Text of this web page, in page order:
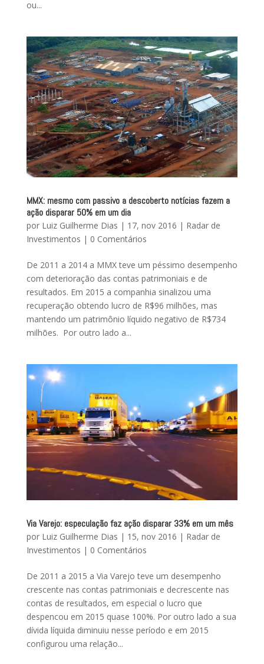
ou...
MMX: mesmo com passivo a descoberto notícias fazem a
ação disparar 50% em um dia
por Luiz Guilherme Dias | 17, nov 2016 | Radar de
Investimentos | 0 Comentários
De 2011 a 2014 a MMX teve um péssimo desempenho
com deterioração das contas patrimoniais e de
resultados. Em 2015 a companhia sinalizou uma
recuperação obtendo lucro de R$96 milhões, mas
mantendo um patrimônio líquido negativo de R$734
milhões. Por outro lado a...
Via Varejo: especulação faz ação disparar 33% em um mês
por Luiz Guilherme Dias | 15, nov 2016 | Radar de
Investimentos | 0 Comentários
De 2011 a 2015 a Via Varejo teve um desempenho
crescente nas contas patrimoniais e decrescente nas
contas de resultados, em especial o lucro que
despencou em 2015 quase 100%. Por outro lado a sua
dívida líquida diminuiu nesse período e em 2015
configurou uma relação...